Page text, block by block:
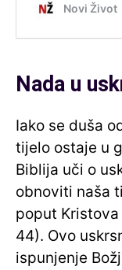
Nada u
Iako se duša
tijelo ostaje u
Biblija uči o
obnoviti naša
poput
44). Ovo
ispunjenje